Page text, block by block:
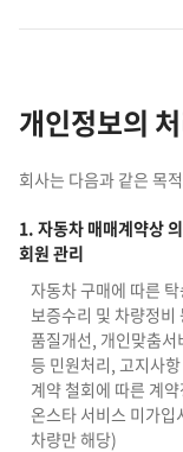
개인정보의
회사는 다음과 같은 목
1. 자동차 매매계약상
회원 관리
자동차 구매에 따른
보증수리 및 차량정비
품질개선, 개인맞춤서
등 민원처리, 고지사
계약 철회에 따른 계
온스타 서비스 미가
차량만 해당)